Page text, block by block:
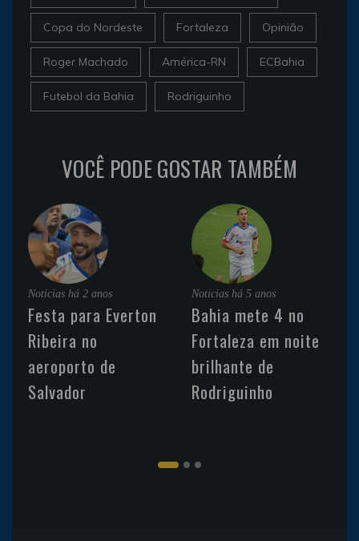
Copa do Nordeste Fortaleza Opinião
Roger Machado América-RN ECBahia
Futebol da Bahia Rodriguinho
VOCÊ PODE GOSTAR TAMBÉM
Noticias há 2 anos
Festa para Everton
Ribeira no
aeroporto de
Salvador
Noticias há 5 anos
Bahia mete 4 no
Fortaleza em noite
brilhante de
Rodriguinho